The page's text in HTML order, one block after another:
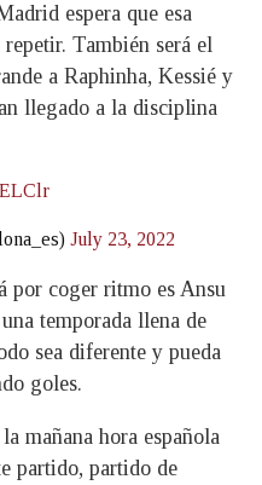
espera que esa
También será el
a Raphinha, Kessié y
llegado a la disciplina
July 23, 2022
por coger ritmo es Ansu
temporada llena de
sea diferente y pueda
goles.
mañana hora española
partido, partido de